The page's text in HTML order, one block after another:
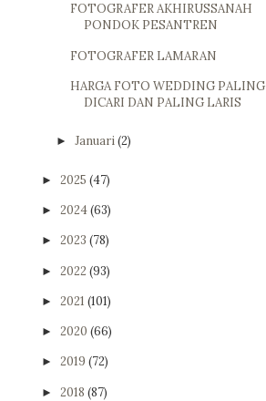
FOTOGRAFER AKHIRUSSANAH
PONDOK PESANTREN
FOTOGRAFER LAMARAN
HARGA FOTO WEDDING PALING
DICARI DAN PALING LARIS
► Januari(2)
► 2025 (47)
► 2024(63)
► 2023 (78)
► 2022 (93)
► 2021 (101)
► 2020 (66)
► 2019 (72)
► 2018 (87)